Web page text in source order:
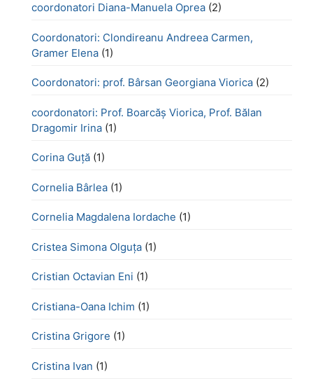
coordonatori Diana-Manuela Oprea (2)
Coordonatori: Clondireanu Andreea Carmen,
Gramer Elena (1)
Coordonatori: prof. Bârsan Georgiana Viorica (2)
coordonatori: Prof. Boarcăș Viorica, Prof. Bălan
Dragomir Irina (1)
Corina Guță (1)
Cornelia Bârlea (1)
Cornelia Magdalena Iordache (1)
Cristea Simona Olguța (1)
Cristian Octavian Eni (1)
Cristiana-Oana Ichim (1)
Cristina Grigore (1)
Cristina Ivan (1)